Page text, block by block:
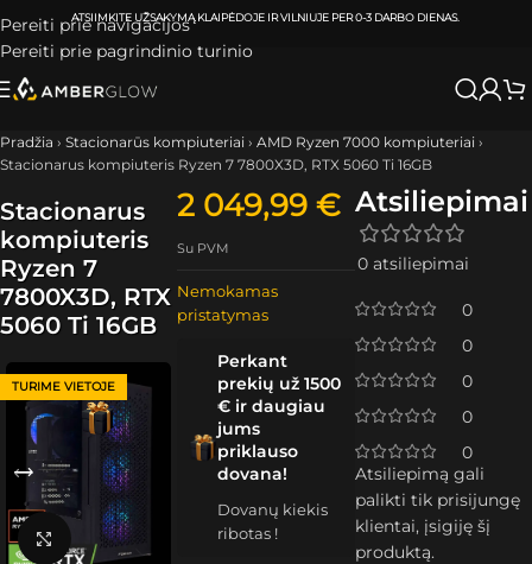
Pereiti prie navigacijos
Pereiti prie pagrindinio turinio
ATSIIMKITE UŽSAKYMĄKLAIPĖDOJE IR VILNIUJE PER0-3 DARBO DIENAS.
Pradžia › Stacionarūs kompiuteriai › AMD Ryzen 7000 kompiuteriai ›
Stacionarus kompiuteris Ryzen 7 7800X3D, RTX 5060 Ti 16GB
Stacionarus
kompiuteris
Ryzen 7
7800X3D, RTX
5060 Ti 16GB
TURIME VIETOJE
Spustelėkite, kad padidintumėte
2 049,99€
Su PVM
Nemokamas
pristatymas
Perkant
prekių už 1500
€ ir daugiau
jums
priklauso
dovana!
Dovanų kiekis
ribotas !
Atsiliepimai
0 atsiliepimai
0
0
0
0
0
Atsiliepimą gali
palikti tik prisijungę
klientai, įsigiję šį
produktą.